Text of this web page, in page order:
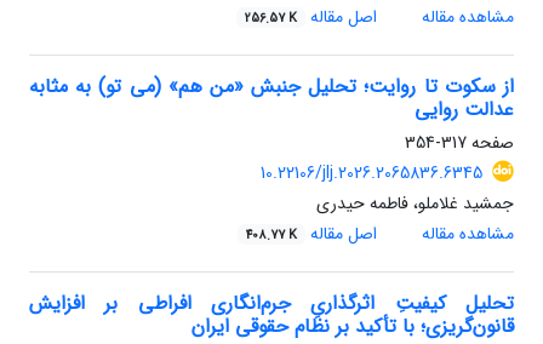
مشاهده مقاله اصل مقاله 256.57 K
از سکوت تا روایت؛ تحلیل جنبش «من‏ هم» (می تو) به مثابه
عدالت روایی
صفحه317-354
10.22106/jlj.2026.2065836.6345
جمشید غلاملو، فاطمه حیدری
مشاهده مقاله
اصل مقاله 408.77 K
تحلیل کیفیتِ اثرگذاریِ جرم‌انگاری افراطی بر افزایش
قانون‌گریزی؛ با تأکید بر نظام حقوقی ایران